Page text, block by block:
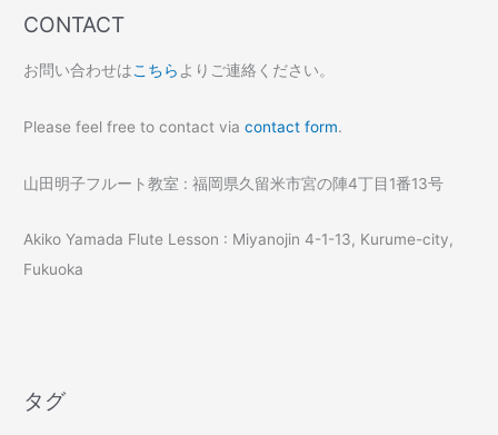
CONTACT
お問い合わせはこちら よりご連絡ください。
Please feel free to contact viacontact form.
山田明子フルート教室 : 福岡県久留米市宮の陣4丁目1番13号
Akiko Yamada Flute Lesson : Miyanojin 4-1-13, Kurume-city,
Fukuoka
タグ